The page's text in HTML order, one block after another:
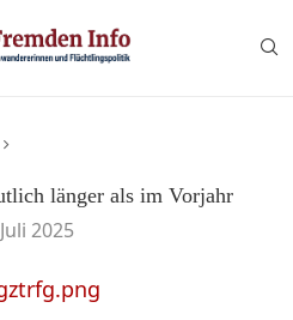
länger als im Vorjahr
2025